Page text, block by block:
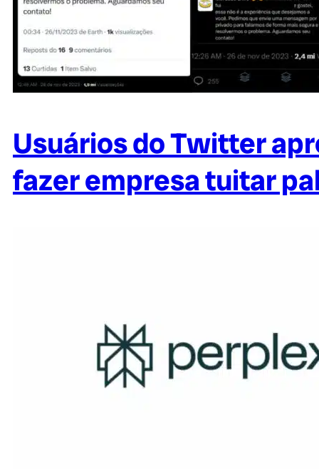
Usuários do Twitter
fazer empresa tuitar